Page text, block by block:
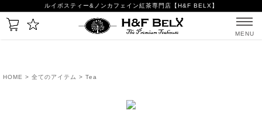
ルイボスティー&ノンカフェイン紅茶専門店【H&F BELX】
MENU
HOME > 全てのアイテム > Tea